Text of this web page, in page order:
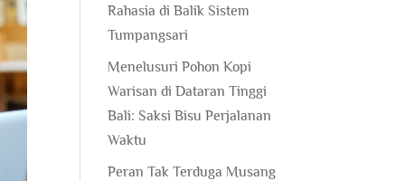
Rahasia di Balik Sistem
Tumpangsari
Menelusuri Pohon Kopi
Warisan di Dataran Tinggi
Bali: Saksi Bisu Perjalanan
Waktu
Peran Tak Terduga Musang